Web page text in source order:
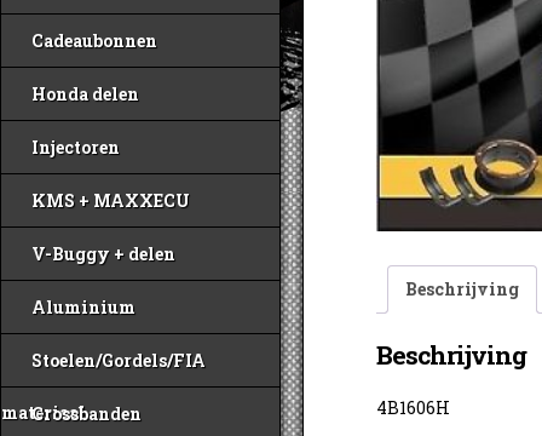
Cadeaubonnen
Honda delen
Injectoren
KMS + MAXXECU
V-Buggy + delen
Aluminium
Stoelen/Gordels/FIA
materiaal
Crossbanden
Beschrijving
Beschrijving
4B1606H